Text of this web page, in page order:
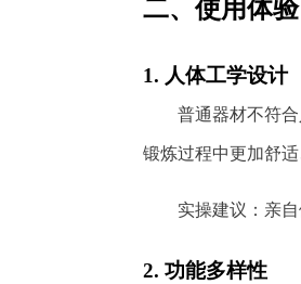
二、使用体
1. 人体工学设计
普通器材不符
锻炼过程中更加舒适
实操建议：亲
2. 功能多样性